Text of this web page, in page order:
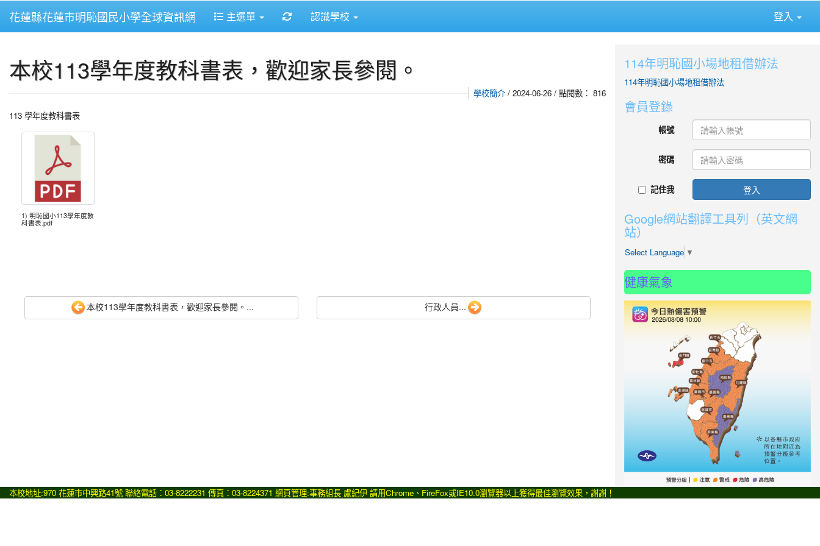
花蓮縣花蓮市明恥國民小學全球資訊網 主選單 重新取得佈景設定
認識學校 登入
本校113學年度教科書表，歡迎家長參閱。
學校簡介 / 2024-06-26 / 點閱數： 816
113 學年度教科書表
1) 明恥國小113學年度教
科書表.pdf
本校113學年度教科書表，歡迎家長參閱。... 行政人員...
114年明恥國小場地租借辦法
114年明恥國小場地租借辦法
會員登錄
帳號
密碼
記住我 登入
Google網站翻譯工具列（英文網
站）
Select Language ▼
健康氣象
本校地址:970 花蓮市中興路41號 聯絡電話：03-8222231 傳真：03-8224371 網頁管理:事務組長 盧紀伊 請用Chrome 、 FireFox或IE10.0瀏覽器以上獲得最佳瀏覽效果，謝謝！